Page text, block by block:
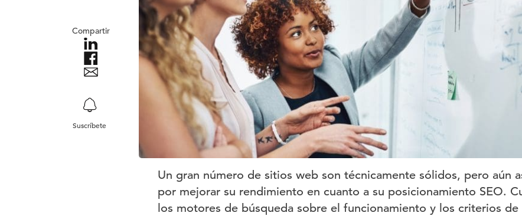
Compartir
Suscríbete
Un gran número de sitios web son técnicamente sólidos, pero aún
por mejorar su rendimiento en cuanto a su posicionamiento SEO.
los motores de búsqueda sobre el funcionamiento y los criterios